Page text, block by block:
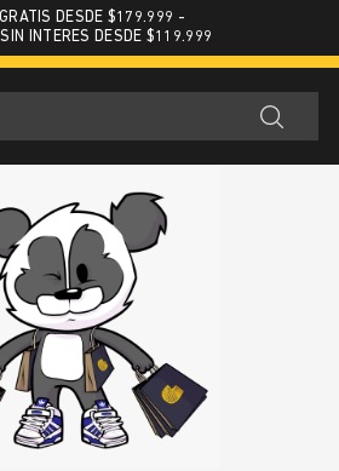
GRATIS DESDE $179.999 -
INTERES DESDE $119.999